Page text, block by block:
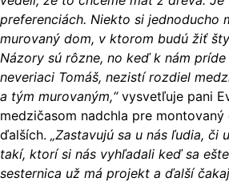
preferenciách. Niekto si jednoducho
murovaný dom, v ktorom budú žiť
Názory sú rôzne, no keď k nám
neveriaci Tomáš, nezistí rozdiel
a tým murovaným,“vysvetľuje pani
medzičasom nadchla pre
ďalších. „Zastavujú sa u nás ľudia, či
takí, ktorí si nás vyhľadali keď sa
sesternica už má projekt a ďalší